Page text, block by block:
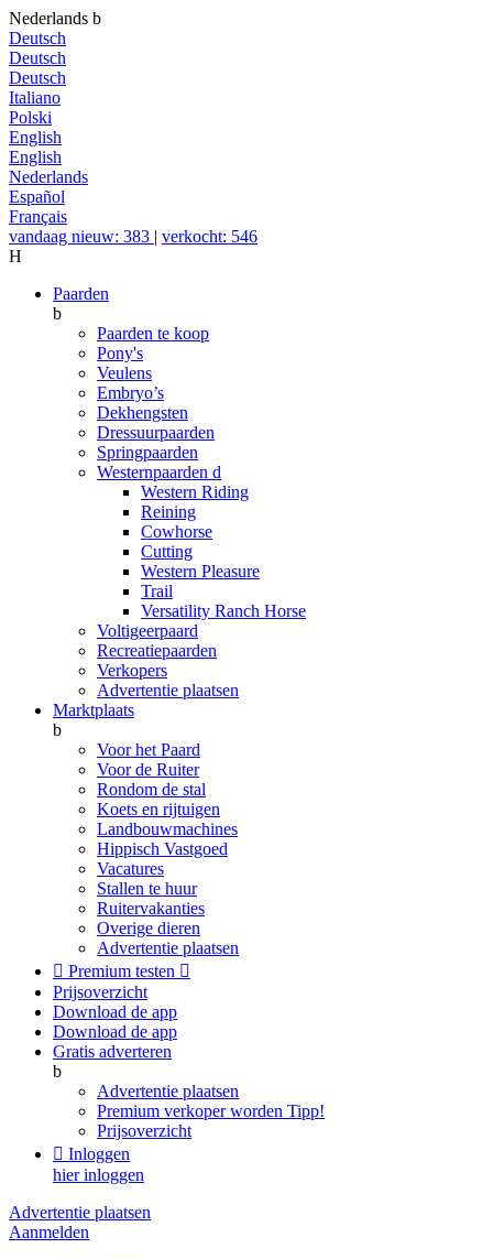
Nederlands b
Deutsch
Deutsch
Deutsch
Italiano
Polski
English
English
Nederlands
Español
Français
vandaag nieuw: 383 | verkocht: 546
H
Paarden
b
Paarden te koop
Pony's
Veulens
Embryo’s
Dekhengsten
Dressuurpaarden
Springpaarden
Westernpaarden d
Western Riding
Reining
Cowhorse
Cutting
Western Pleasure
Trail
Versatility Ranch Horse
Voltigeerpaard
Recreatiepaarden
Verkopers
Advertentie plaatsen
Marktplaats
b
Voor het Paard
Voor de Ruiter
Rondom de stal
Koets en rijtuigen
Landbouwmachines
Hippisch Vastgoed
Vacatures
Stallen te huur
Ruitervakanties
Overige dieren
Advertentie plaatsen
 Premium testen 
Prijsoverzicht
Download de app
Download de app
Gratis adverteren
b
Advertentie plaatsen
Premium verkoper worden Tipp!
Prijsoverzicht
 Inloggen
hier inloggen
Advertentie plaatsen
Aanmelden